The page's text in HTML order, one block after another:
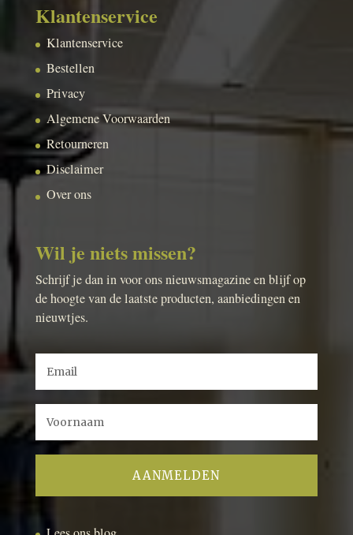
Klantenservice
Klantenservice
Bestellen
Privacy
Algemene Voorwaarden
Retourneren
Disclaimer
Over ons
Wil je niets missen?
Schrijf je dan in voor ons nieuwsmagazine en blijf op
de hoogte van de laatste producten, aanbiedingen en
nieuwtjes.